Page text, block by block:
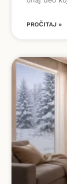
PROČITAJ »